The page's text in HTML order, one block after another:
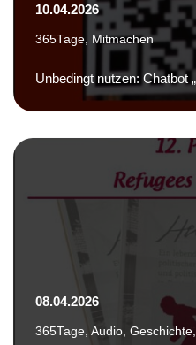
10.04.2026
365Tage Mitmachen
Unbedingt nutzen: Chatbot
08.04.2026
365Tage Audio Geschichte